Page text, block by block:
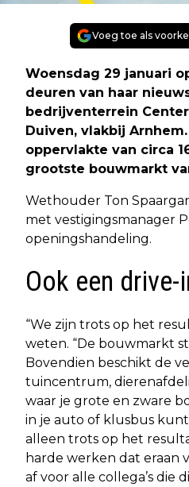
Voeg toe als
Woensdag 29 januari
deuren van haar
bedrijventerrein
Duiven, vlakbij
oppervlakte van circa
grootste bouwmarkt
Wethouder Ton
met vestigingsmanager
openingshandeling.
Ook een drive-
“We zijn trots op het
weten. “De bouwmarkt
Bovendien beschikt de
tuincentrum,
waar je grote en zware
in je auto of klusbus
alleen trots op het
harde werken dat eraan
af voor alle collega’s die